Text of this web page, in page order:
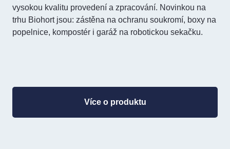
vysokou kvalitu provedení a zpracování. Novinkou na
trhu Biohort jsou: zástěna na ochranu soukromí, boxy na
popelnice, kompostér i garáž na robotickou sekačku.
Více o produktu